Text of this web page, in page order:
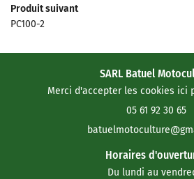
Produit suivant
PC100-2
SARL Batuel
Merci d'accepter les cookies ici
05 61 92 30 65
Horaires
Du lundi au